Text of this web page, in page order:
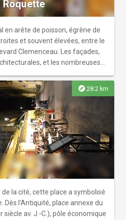
Roquette
en arête de poisson, égrène de
et souvent élevées, entre le
Clemenceau. Les façades,
et les nombreuses
quartier fut également animé
et commerçants, et habité de
qui y ont laissé de beaux hôtels
provoqué par la disparition
le quartier connaît
spectaculaire de nombreuses
est en secteur sauvegardé) et
est, de boutiques et
un nouvel élan.r r Sa
en 2006, héritage de l’histoire
présente un caractère
: classes sociales,
diverses se mêlent
explore 28.2 km
la cité, cette place a symbolisé
Dès l'Antiquité, place annexe du
av. J.-C.), pôle économique